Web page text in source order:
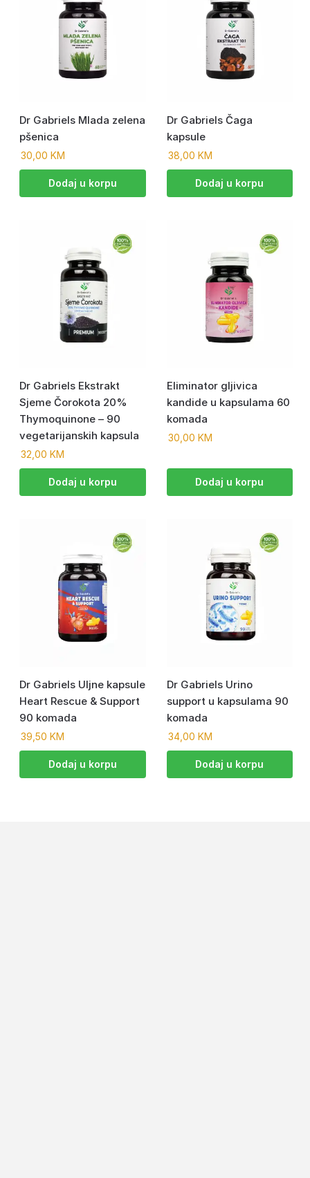
Dr Gabriels Mlada zelena
pšenica
30,00 KM
Dodaj u korpu
Dr Gabriels Čaga
kapsule
38,00 KM
Dodaj u korpu
Dr Gabriels Ekstrakt
Sjeme Čorokota 20%
Thymoquinone – 90
vegetarijanskih kapsula
32,00 KM
Dodaj u korpu
Eliminator gljivica
kandide u kapsulama 60
komada
30,00 KM
Dodaj u korpu
Dr Gabriels Uljne kapsule
Heart Rescue & Support
90 komada
39,50 KM
Dodaj u korpu
Dr Gabriels Urino
support u kapsulama 90
komada
34,00 KM
Dodaj u korpu